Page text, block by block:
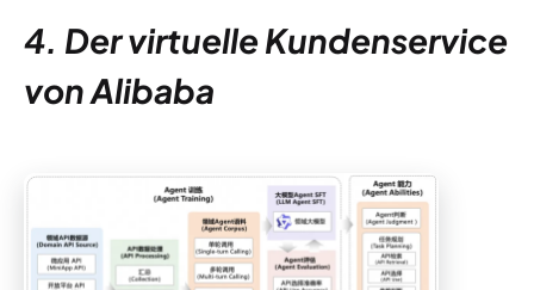
4. Der virtuelle Kundenservice
von Alibaba